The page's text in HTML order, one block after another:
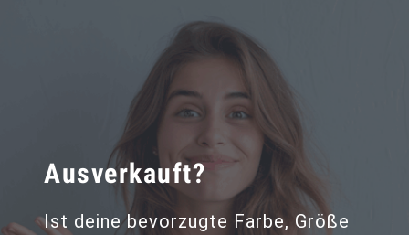
Ausverkauft?
Ist deine bevorzugte Farbe, Größe